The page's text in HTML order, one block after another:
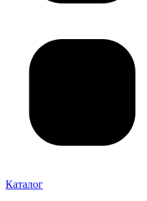
Каталог